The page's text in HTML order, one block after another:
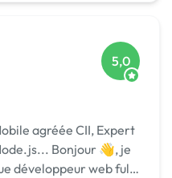
5,0
agréée CII, Expert
👋, je
développeur web full-